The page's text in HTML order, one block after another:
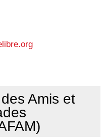
Amis et